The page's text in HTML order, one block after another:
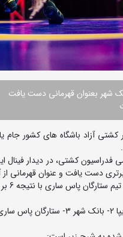
شهر بعنوان قهرمانی دست یافت
دست یافت و عنوان قهرمانی
6 بر 4 از سد تیم صنایع غذایی معینی پور گذشت و بعنوان سوم رسید.